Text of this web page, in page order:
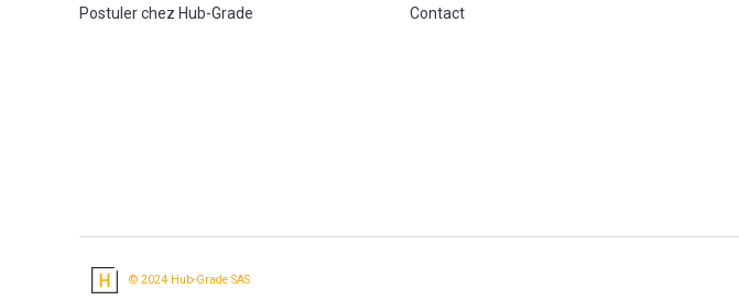
Postuler chez Hub-Grade
Contact
© 2024 Hub-Grade SAS